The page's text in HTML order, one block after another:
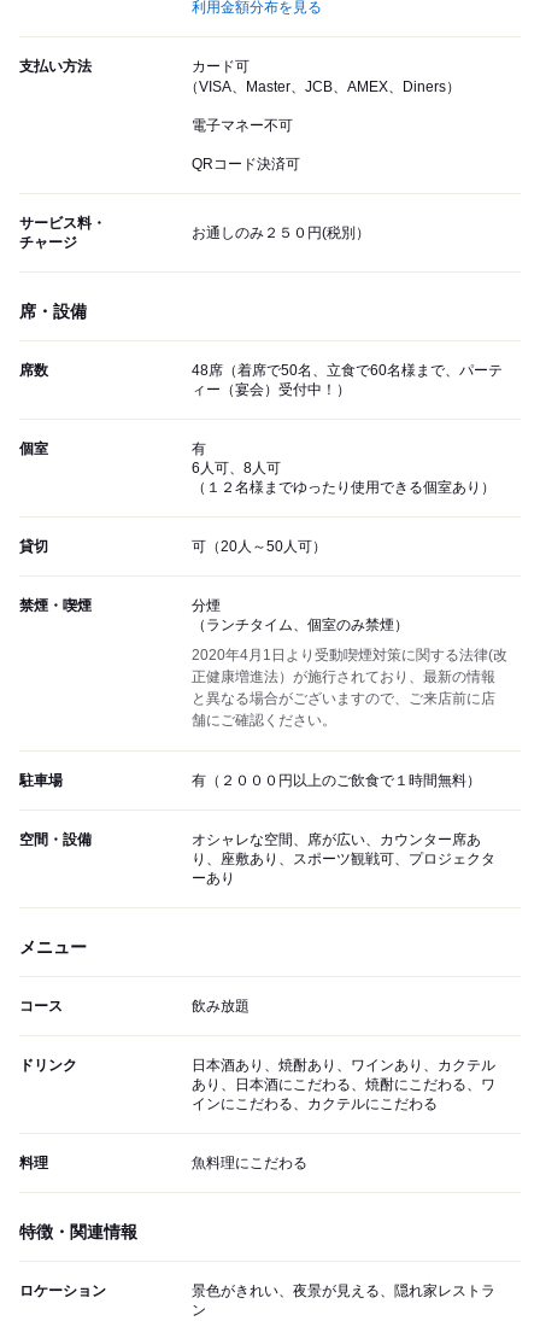
利用金額分布を見る
支払い方法
カード可
（VISA、Master、JCB、AMEX、Diners）
電子マネー不可
QRコード決済可
サービス料・
チャージ
お通しのみ２５０円(税別）
席・設備
席数
48席（着席で50名、立食で60名様まで、パーテ
ィー（宴会）受付中！）
個室
有
6人可、8人可
（１２名様までゆったり使用できる個室あり）
貸切 可（20人～50人可）
禁煙・喫煙
分煙
（ランチタイム、個室のみ禁煙）
2020年4月1日より受動喫煙対策に関する法律(改
正健康増進法）が施行されており、最新の情報
と異なる場合がございますので、ご来店前に店
舗にご確認ください。
駐車場 有（２０００円以上のご飲食で１時間無料）
空間・設備
オシャレな空間、席が広い、カウンター席あ
り、座敷あり、スポーツ観戦可、プロジェクタ
ーあり
メニュー
コース 飲み放題
ドリンク
日本酒あり、焼酎あり、ワインあり、カクテル
あり、日本酒にこだわる、焼酎にこだわる、ワ
インにこだわる、カクテルにこだわる
料理 魚料理にこだわる
特徴・関連情報
ロケーション
景色がきれい、夜景が見える、隠れ家レストラ
ン